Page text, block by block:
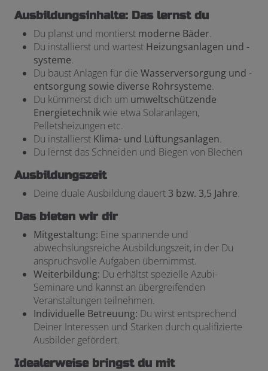
Ausbildungsinhalte: Das lernst du
Du planst und montierst moderne Bäder.
Du installierst und wartest Heizungsanlagen und -
systeme.
Du baust Anlagen für die Wasserversorgung und -
entsorgung sowie diverse Rohrsysteme.
Du kümmerst dich um umweltschützende
Energietechnikwie etwa Solaranlagen,
Pelletsheizungen etc.
Du installierst Klima- und Lüftungsanlagen.
Du lernst das Schneiden und Biegen von Blechen
Ausbildungszeit
Deine duale Ausbildung dauert 3 bzw. 3,5 Jahre.
Das bieten wir dir
Mitgestaltung: Eine spannende und
abwechslungsreiche Ausbildungszeit, in der Du
anspruchsvolle Aufgaben übernimmst.
Weiterbildung: Du erhältst spezielle Azubi-
Seminare und kannst an übergreifenden
Veranstaltungen teilnehmen.
Individuelle Betreuung: Du wirst entsprechend
Deiner Interessen und Stärken durch qualifizierte
Ausbilder gefördert.
Idealerweise bringst du mit